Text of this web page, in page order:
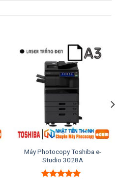
Máy Photocopy Toshiba e-
Studio 3028A